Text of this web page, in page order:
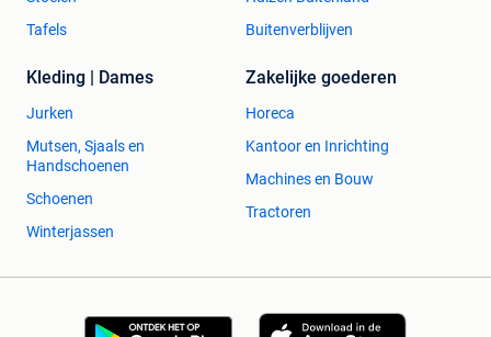
Tafels
Buitenverblijven
Kleding | Dames
Jurken
Mutsen, Sjaals en
Handschoenen
Schoenen
Winterjassen
Zakelijke goederen
Horeca
Kantoor en Inrichting
Machines en Bouw
Tractoren